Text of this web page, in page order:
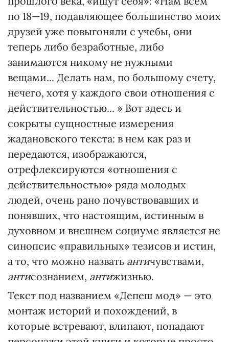
по 18—19, подавляющее большинство моих
друзей уже повыгоняли с учебы, они
теперь либо безработные, либо
занимаются никому не нужными
вещами... Делать нам, по большому счету,
нечего, хотя у каждого свои отношения с
действительностью... » Вот здесь и
сокрыты сущностные измерения
жадановского текста: в нем как раз и
передаются, изображаются,
отрефлексируются «отношения с
действительностью» ряда молодых
людей, очень рано почувствовавших и
понявших, что настоящим, истинным в
духовном и внешнем социуме является не
синопсис «правильных» тезисов и истин,
а то, что можно назвать античувствами,
антисознанием, антижизнью.
Текст под названием «Депеш мод» — это
монтаж историй и похождений, в
которые встревают, влипают, попадают